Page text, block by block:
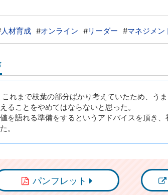
人材育成 #オンライン #リーダー #マネジメン
これまで枝葉の部分ばかり考えていたため、う
ることをやめてはならないと思った。
を語れる準備をするというアドバイスを頂き
。
パンフレット